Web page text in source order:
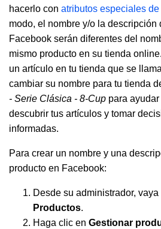
hacerlo con atributos especiales
modo, el nombre y/o la descripción
Facebook serán diferentes del
mismo producto en su tienda
un artículo en tu tienda que se llama
cambiar su nombre para tu tienda
- Serie Clásica - 8-Cup para
descubrir tus artículos y tomar
informadas.
Para crear un nombre y una
producto en Facebook:
Desde su administrador, vaya
Productos.
Haga clic en Gestionar